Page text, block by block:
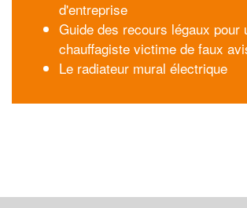
d'entreprise
Guide des recours légaux pour
chauffagiste victime de faux
Le radiateur mural électrique